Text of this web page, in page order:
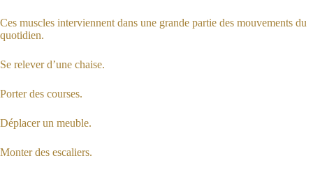
Ces muscles interviennent dans une grande partie des mouvements du
quotidien.
Se relever d’une chaise.
Porter des courses.
Déplacer un meuble.
Monter des escaliers.